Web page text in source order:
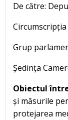
De către:
Grup
Ședința
Obiectul
și măsurile
protejarea